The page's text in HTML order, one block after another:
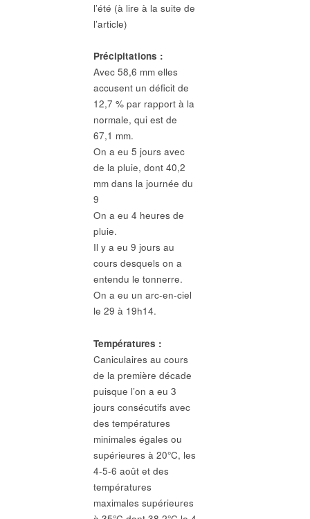
l’été (à lire à la suite de
l’article)
Précipitations :
Avec 58,6 mm elles
accusent un déficit de
12,7 % par rapport à la
normale, qui est de
67,1 mm.
On a eu 5 jours avec
de la pluie, dont 40,2
mm dans la journée du
9
On a eu 4 heures de
pluie.
Il y a eu 9 jours au
cours desquels on a
entendu le tonnerre.
On a eu un arc-en-ciel
le 29 à 19h14.
Températures :
Caniculaires au cours
de la première décade
puisque l’on a eu 3
jours consécutifs avec
des températures
minimales égales ou
supérieures à 20°C, les
4-5-6 août et des
températures
maximales supérieures